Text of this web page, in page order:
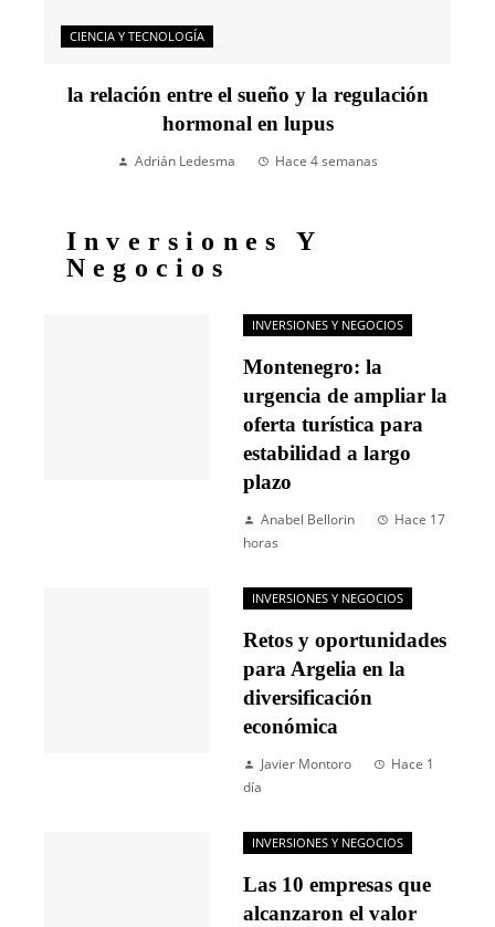
CIENCIA Y TECNOLOGÍA
la relación entre el sueño y la regulación
hormonal en lupus
Adrián Ledesma Hace 4 semanas
Inversiones Y
Negocios
INVERSIONES Y NEGOCIOS
Montenegro: la
urgencia de ampliar la
oferta turística para
estabilidad a largo
plazo
Anabel Bellorin
Hace 17
horas
INVERSIONES Y NEGOCIOS
Retos y oportunidades
para Argelia en la
diversificación
económica
Javier Montoro
Hace 1
día
INVERSIONES Y NEGOCIOS
Las 10 empresas que
alcanzaron el valor